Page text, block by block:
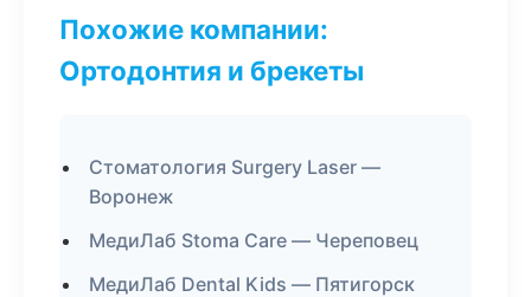
Похожие компании:
Ортодонтия и брекеты
Стоматология Surgery Laser —
Воронеж
МедиЛаб Stoma Care — Череповец
МедиЛаб Dental Kids — Пятигорск